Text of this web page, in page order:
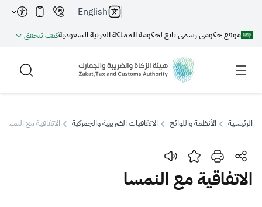
موقع حكومي رسمي تابع لحكومة المملكة العربية السعوديةكيف تتحقق
English
بحث
الرئيسية الأنظمة واللوائح الاتفاقيات الضريبية والجمركية الاتفاقية مع النمسا
الاتفاقية مع النمسا